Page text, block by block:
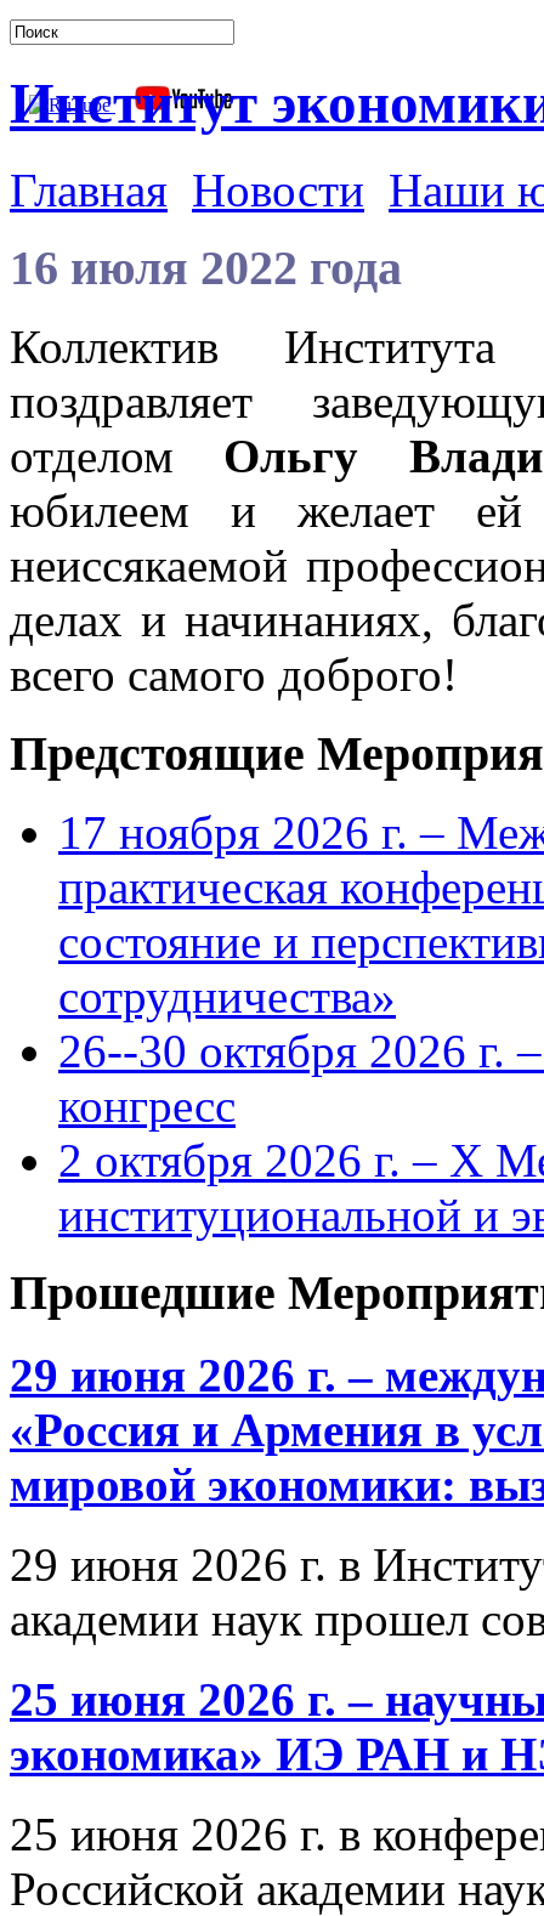
Институт
Главная Новости Наши
16 июля 2022 года
Коллектив
поздравляет
отделом Ольгу
юбилеем и желает ей
неиссякаемой
делах и начинаниях,
всего самого доброго!
Предстоящие
17 ноября 2026 г. –
практическая
состояние и
сотрудничества»
26--30 октября 2026 г.
конгресс
2 октября 2026 г. – X
институциональной и
Прошедшие
29 июня 2026 г. –
«Россия и Армения в
мировой экономики:
29 июня 2026 г. в
академии наук прошел
25 июня 2026 г. –
экономика» ИЭ РАН и
25 июня 2026 г. в
Российской академии